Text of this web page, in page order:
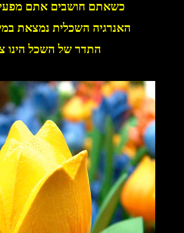
כשאתם חושבים אתם
האנרגיה השכלית נמצאת
התדר של השכל הינו